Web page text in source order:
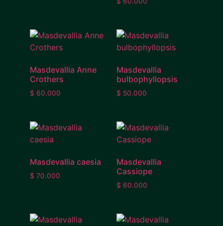
Masdevallia Anne
Crothers
$ 60.000
Masdevallia
bulbophyllopsis
$ 50.000
Masdevallia caesia
$ 70.000
Masdevallia
Cassiope
$ 60.000